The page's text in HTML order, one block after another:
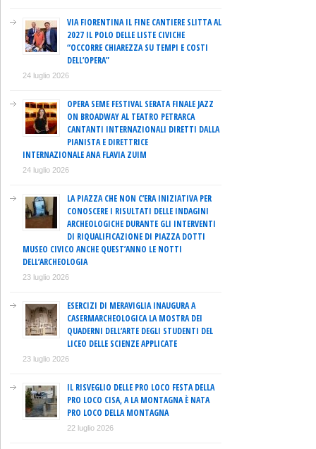
VIA FIORENTINA IL FINE CANTIERE SLITTA AL
2027 IL POLO DELLE LISTE CIVICHE
“OCCORRE CHIAREZZA SU TEMPI E COSTI
DELL’OPERA”
24 luglio 2026
OPERA SEME FESTIVAL SERATA FINALE JAZZ
ON BROADWAY AL TEATRO PETRARCA
CANTANTI INTERNAZIONALI DIRETTI DALLA
PIANISTA E DIRETTRICE
INTERNAZIONALE ANA FLAVIA ZUIM
24 luglio 2026
LA PIAZZA CHE NON C’ERA INIZIATIVA PER
CONOSCERE I RISULTATI DELLE INDAGINI
ARCHEOLOGICHE DURANTE GLI INTERVENTI
DI RIQUALIFICAZIONE DI PIAZZA DOTTI
MUSEO CIVICO ANCHE QUEST’ANNO LE NOTTI
DELL’ARCHEOLOGIA
23 luglio 2026
ESERCIZI DI MERAVIGLIA INAUGURA A
CASERMARCHEOLOGICA LA MOSTRA DEI
QUADERNI DELL’ARTE DEGLI STUDENTI DEL
LICEO DELLE SCIENZE APPLICATE
23 luglio 2026
IL RISVEGLIO DELLE PRO LOCO FESTA DELLA
PRO LOCO CISA, A LA MONTAGNA È NATA
PRO LOCO DELLA MONTAGNA
22 luglio 2026